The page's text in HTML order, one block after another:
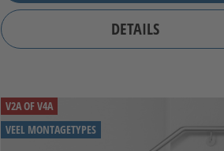
DETAILS
V2A OF V4A
VEEL MONTAGETYPES